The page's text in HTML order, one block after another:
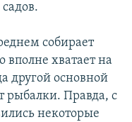
собирает
вполне хватает на
другой основной
рыбалки. Правда, с
некоторые